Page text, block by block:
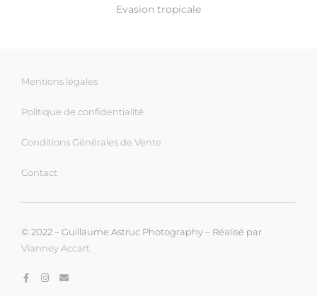
Evasion tropicale
Mentions légales
Politique de confidentialité
Conditions Générales de Vente
Contact
© 2022 – Guillaume Astruc Photography – Réalisé par
Vianney Accart